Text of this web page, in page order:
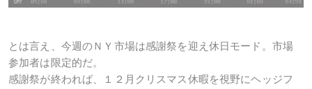
とは言え、今週のＮＹ市場は感謝祭を迎え休日モード。市場
参加者は限定的だ。
感謝祭が終われば、１２月クリスマス休暇を視野にヘッジフ